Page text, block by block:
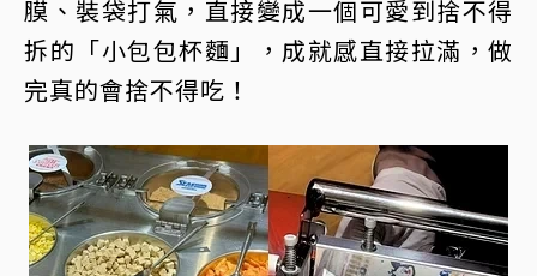
膜、裝袋打氣，直接變成一個可愛到捨不得
拆的「小包包杯麵」，成就感直接拉滿，做
完真的會捨不得吃！